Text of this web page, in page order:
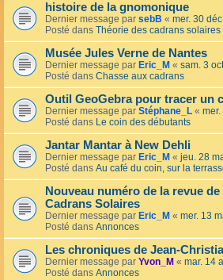
histoire de la gnomonique
Dernier message par sebB « mer. 30
Posté dans Théorie des cadrans solaires
Musée Jules Verne de Nantes
Dernier message par Eric_M « sam. 3
Posté dans Chasse aux cadrans
Outil GeoGebra pour tracer un
Dernier message par Stéphane_L «
Posté dans Le coin des débutants
Jantar Mantar à New Dehli
Dernier message par Eric_M « jeu. 28
Posté dans Au café du coin, sur la
Nouveau numéro de la revue
Cadrans Solaires
Dernier message par Eric_M « mer. 13
Posté dans Annonces
Les chroniques de Jean-
Dernier message par Yvon_M « mar. 14
Posté dans Annonces